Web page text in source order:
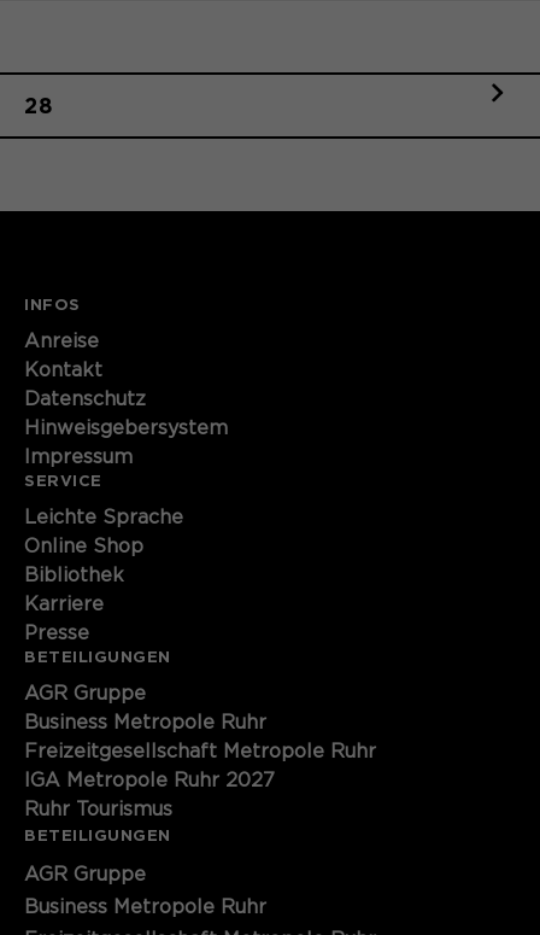
28
INFOS
Anreise
Kontakt
Datenschutz
Hinweisgebersystem
Impressum
SERVICE
Leichte Sprache
Online Shop
Bibliothek
Karriere
Presse
BETEILIGUNGEN
AGR Gruppe
Business Metropole Ruhr
Freizeitgesellschaft Metropole Ruhr
IGA Metropole Ruhr 2027
Ruhr Tourismus
BETEILIGUNGEN
AGR Gruppe
Business Metropole Ruhr